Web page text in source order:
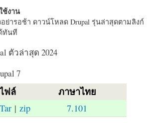
ช้งาน
อย่ารอช้า ดาวน์โหลด Drupal รุ่นล่าสุดตามลิงก์
ทันที
ตัวล่าสุด 2024
7
ไฟล์ ภาษาไทย
Tar |zip 7.101